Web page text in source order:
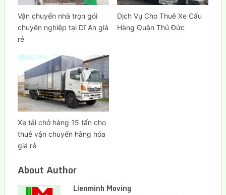
Vận chuyển nhà trọn gói
chuyên nghiệp tại Dĩ An giá
rẻ
Dịch Vụ Cho Thuê Xe Cẩu
Hàng Quận Thủ Đức
Xe tải chở hàng 15 tấn cho
thuê vận chuyển hàng hóa
giá rẻ
About Author
Lienminh Moving